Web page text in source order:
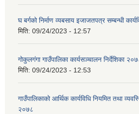
घ बर्गको निर्माण व्यबसाय इजाजतपत्र सम्बन्धी
मिति: 09/24/2023 - 12:57
गोकुलगंगा गाउँपालिका कार्यसञ्चालन निर्देशिका
मिति: 09/24/2023 - 12:53
गाउँपालिकाको आर्थिक कार्यविधि नियमित तथा
२०७८